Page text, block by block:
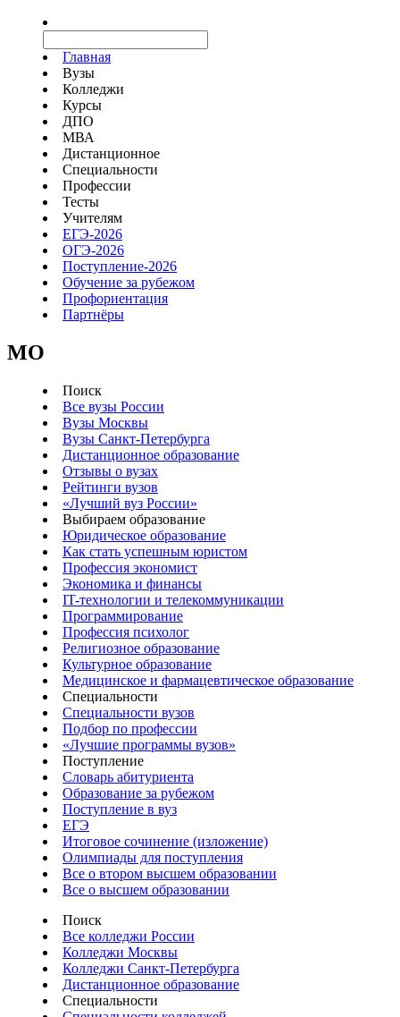
Главная
Вузы
Колледжи
Курсы
ДПО
МВА
Дистанционное
Специальности
Профессии
Тесты
Учителям
ЕГЭ-2026
ОГЭ-2026
Поступление-2026
Обучение за рубежом
Профориентация
Партнёры
MO
Поиск
Все вузы России
Вузы Москвы
Вузы Санкт-Петербурга
Дистанционное образование
Отзывы о вузах
Рейтинги вузов
«Лучший вуз России»
Выбираем образование
Юридическое образование
Как стать успешным юристом
Профессия экономист
Экономика и финансы
IT-технологии и телекоммуникации
Программирование
Профессия психолог
Религиозное образование
Культурное образование
Медицинское и фармацевтическое образование
Специальности
Специальности вузов
Подбор по профессии
«Лучшие программы вузов»
Поступление
Словарь абитуриента
Образование за рубежом
Поступление в вуз
ЕГЭ
Итоговое сочинение (изложение)
Олимпиады для поступления
Все о втором высшем образовании
Все о высшем образовании
Поиск
Все колледжи России
Колледжи Москвы
Колледжи Санкт-Петербурга
Дистанционное образование
Специальности